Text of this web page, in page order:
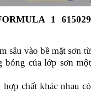
1 615029
sâu vào bề mặt sơn từ
bóng của lớp sơn một
chất khác nhau có